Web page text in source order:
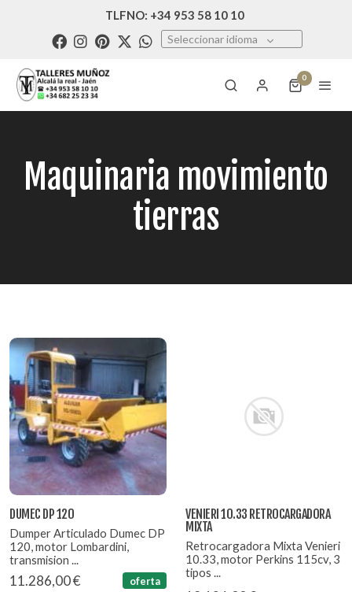
TLFNO: +34 953 58 10 10
Seleccionar idioma
0
Maquinaria movimiento
tierras
DUMEC DP 120
Dumper Articulado Dumec DP
120, motor Lombardini,
transmision ...
11.286,00 € oferta
VENIERI 10.33 RETROCARGADORA
MIXTA
Retrocargadora Mixta Venieri
10.33, motor Perkins 115cv, 3
tipos ...